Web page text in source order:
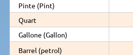
Pinte (Pint)
Quart
Gallone (Gallon)
Barrel (petrol)